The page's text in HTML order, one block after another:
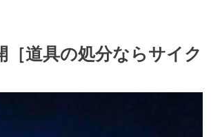
道具の処分ならサイク